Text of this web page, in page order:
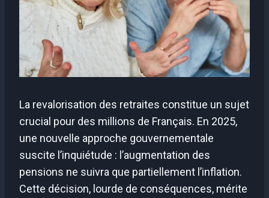
La revalorisation des retraites constitue un sujet
crucial pour des millions de Français. En 2025,
une nouvelle approche gouvernementale
suscite l’inquiétude : l’augmentation des
pensions ne suivra que partiellement l’inflation.
Cette décision, lourde de conséquences, mérite